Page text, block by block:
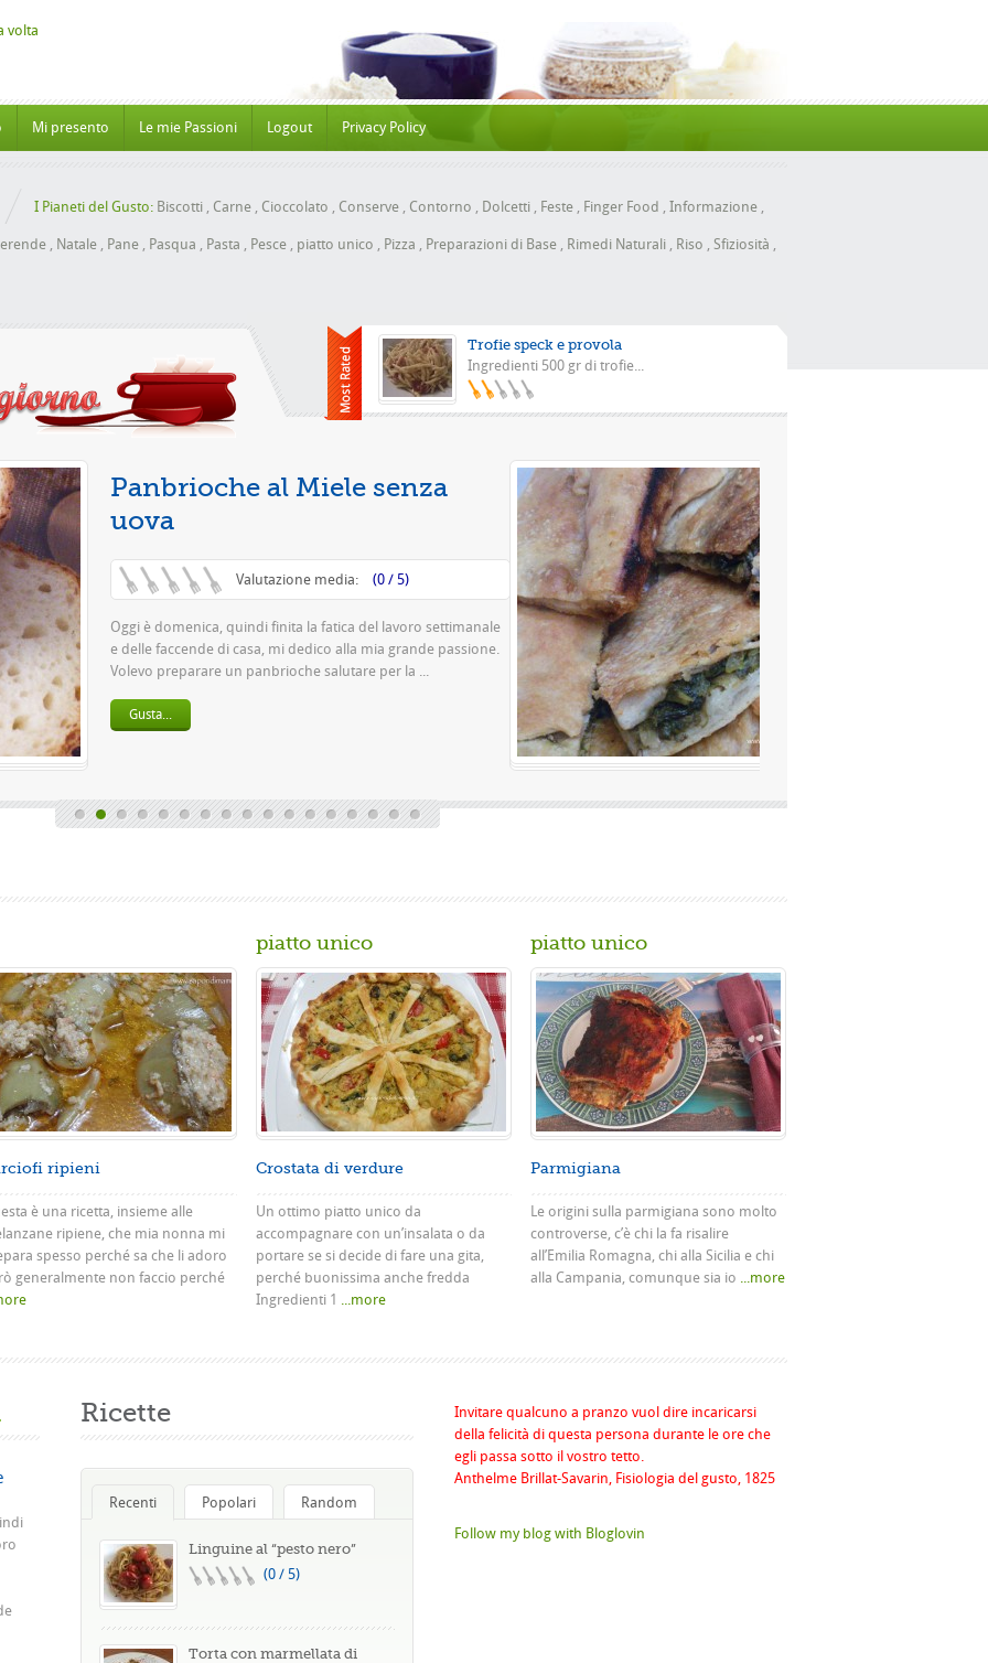
Mi presento Le mie Passioni Logout Privacy Policy
I Pianeti del Gusto: Biscotti , Carne , Cioccolato , Conserve , Contorno , Dolcetti , Feste , Finger Food , Informazione ,
, Natale , Pane , Pasqua , Pasta , Pesce , piatto unico , Pizza , Preparazioni di Base , Rimedi Naturali , Riso , Sfiziosità ,
Trofie speck e provola
Ingredienti 500 gr di trofie...
Pizza con la scarola
Valutazione media: (0 / 5)
Questa è una pizza famosissima a Napoli Ingredienti Per la
pasta 500 g di farina rimacinata a pietra 0 10 g di lievito di
Gusta...
ripieni
è una ricetta, insieme alle
ripiene, che mia nonna mi
spesso perché sa che li adoro
generalmente non faccio perché
piatto unico
Crostata di verdure
Un ottimo piatto unico da
accompagnare con un’insalata o da
portare se si decide di fare una gita,
perché buonissima anche fredda
Ingredienti 1 ...more
piatto unico
Parmigiana
Le origini sulla parmigiana sono molto
controverse, c’è chi la fa risalire
all’Emilia Romagna, chi alla Sicilia e chi
alla Campania, comunque sia io ...more
Ricette
Recenti Popolari Random
Linguine al “pesto nero”
(0 / 5)
Torta con marmellata di
Invitare qualcuno a pranzo vuol dire incaricarsi
della felicità di questa persona durante le ore che
egli passa sotto il vostro tetto.
Anthelme Brillat-Savarin, Fisiologia del gusto, 1825
Follow my blog with Bloglovin